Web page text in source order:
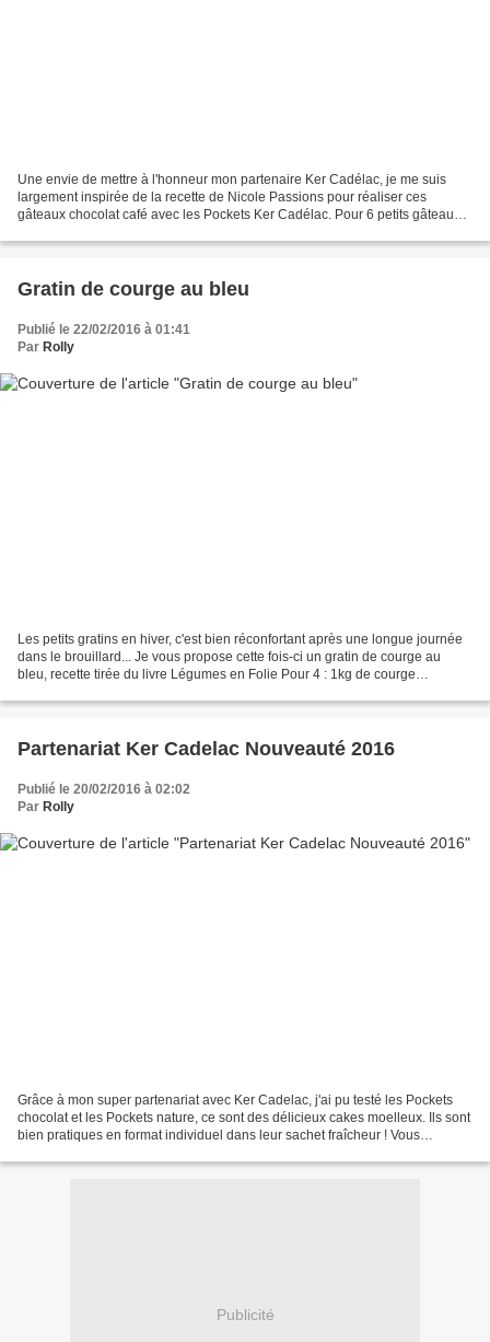
Une envie de mettre à l'honneur mon partenaire Ker Cadélac, je me suis
largement inspirée de la recette de Nicole Passions pour réaliser ces
gâteaux chocolat café avec les Pockets Ker Cadélac. Pour 6 petits gâteaux
Gratin de courge au bleu
Publié le 22/02/2016 à 01:41
Par Rolly
Les petits gratins en hiver, c'est bien réconfortant après une longue journée
dans le brouillard... Je vous propose cette fois-ci un gratin de courge au
bleu, recette tirée du livre Légumes en Folie Pour 4 : 1kg de courge
Partenariat Ker Cadelac Nouveauté 2016
Publié le 20/02/2016 à 02:02
Par Rolly
Grâce à mon super partenariat avec Ker Cadelac, j'ai pu testé les Pockets
chocolat et les Pockets nature, ce sont des délicieux cakes moelleux. Ils sont
bien pratiques en format individuel dans leur sachet fraîcheur ! Vous
Publicité